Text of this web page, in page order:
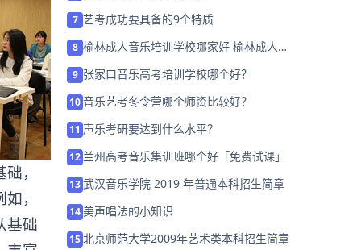
，
，
基础
7 艺考成功要具备的9个特质
8 榆林成人音乐培训学校哪家好 榆林成人音
9 张家口音乐高考培训学校哪个好？
10音乐艺考冬令营哪个师资比较好？
11 声乐考研要达到什么水平？
12 兰州高考音乐集训班哪个好「免费试课」
13武汉音乐学院 2019 年普通本科招生简章
14美声唱法的小知识
15北京师范大学2009年艺术类本科招生简章